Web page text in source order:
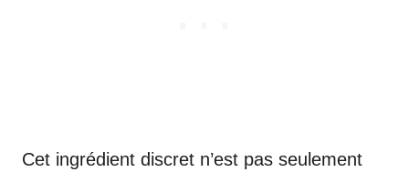
Cet ingrédient discret n’est pas seulement